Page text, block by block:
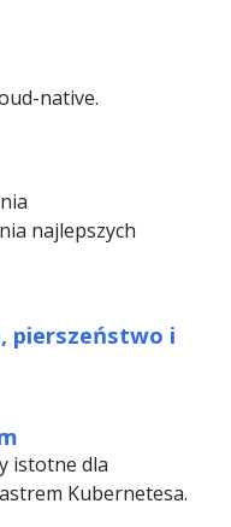
native.
najlepszych
pierszeństwo i
istotne dla
Kubernetesa.